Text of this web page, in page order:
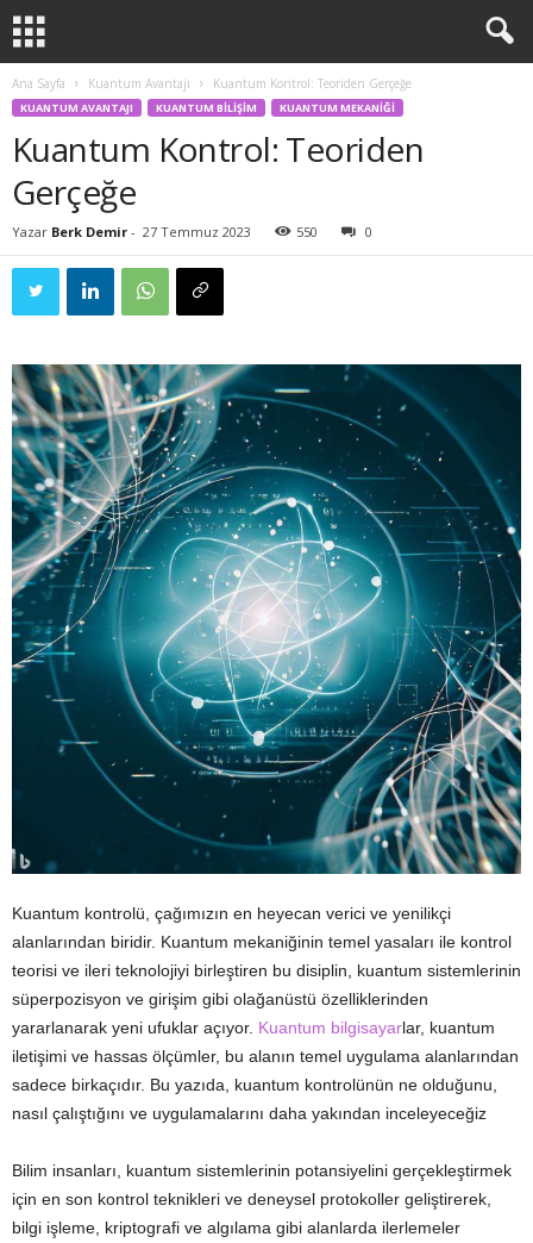
Ana Sayfa Kuantum Avantajı Kuantum Kontrol: Teoriden Gerçeğe
KUANTUM AVANTAJI KUANTUM BILIŞIM KUANTUM MEKANIĞI
Kuantum Kontrol: Teoriden
Gerçeğe
Yazar Berk Demir - 27 Temmuz 2023 550 0
Kuantum kontrolü, çağımızın en heyecan verici ve yenilikçi
alanlarından biridir. Kuantum mekaniğinin temel yasaları ile kontrol
teorisi ve ileri teknolojiyi birleştiren bu disiplin, kuantum sistemlerinin
süperpozisyon ve girişim gibi olağanüstü özelliklerinden
yararlanarak yeni ufuklar açıyor. Kuantum bilgisayarlar, kuantum
iletişimi ve hassas ölçümler, bu alanın temel uygulama alanlarından
sadece birkaçıdır. Bu yazıda, kuantum kontrolünün ne olduğunu,
nasıl çalıştığını ve uygulamalarını daha yakından inceleyeceğiz
Bilim insanları, kuantum sistemlerinin potansiyelini gerçekleştirmek
için en son kontrol teknikleri ve deneysel protokoller geliştirerek,
bilgi işleme, kriptografi ve algılama gibi alanlarda ilerlemeler